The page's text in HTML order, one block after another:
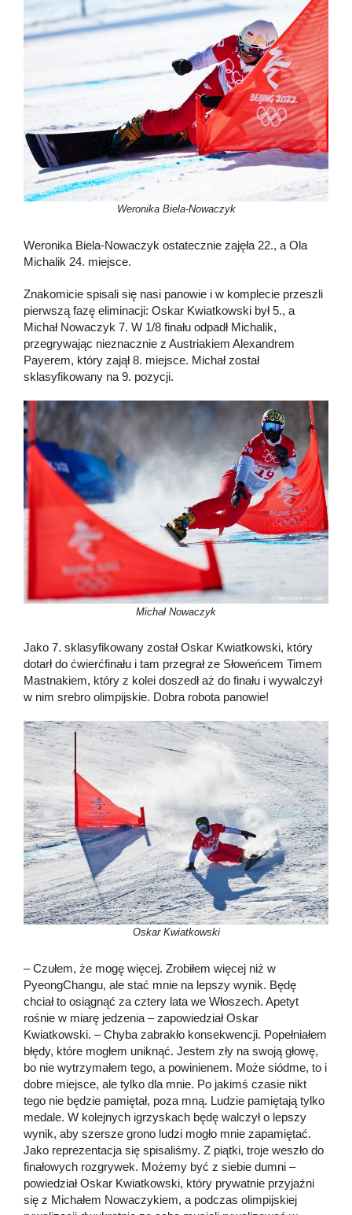
Weronika Biela-Nowaczyk
Weronika Biela-Nowaczyk ostatecznie zajęła 22., a Ola
Michalik 24. miejsce.
Znakomicie spisali się nasi panowie i w komplecie przeszli
pierwszą fazę eliminacji: Oskar Kwiatkowski był 5., a
Michał Nowaczyk 7. W 1/8 finału odpadł Michalik,
przegrywając nieznacznie z Austriakiem Alexandrem
Payerem, który zajął 8. miejsce. Michał został
sklasyfikowany na 9. pozycji.
Michał Nowaczyk
Jako 7. sklasyfikowany został Oskar Kwiatkowski, który
dotarł do ćwierćfinału i tam przegrał ze Słoweńcem Timem
Mastnakiem, który z kolei doszedł aż do finału i wywalczył
w nim srebro olimpijskie. Dobra robota panowie!
Oskar Kwiatkowski
– Czułem, że mogę więcej. Zrobiłem więcej niż w
PyeongChangu, ale stać mnie na lepszy wynik. Będę
chciał to osiągnąć za cztery lata we Włoszech. Apetyt
rośnie w miarę jedzenia – zapowiedział Oskar
Kwiatkowski. – Chyba zabrakło konsekwencji. Popełniałem
błędy, które mogłem uniknąć. Jestem zły na swoją głowę,
bo nie wytrzymałem tego, a powinienem. Może siódme, to i
dobre miejsce, ale tylko dla mnie. Po jakimś czasie nikt
tego nie będzie pamiętał, poza mną. Ludzie pamiętają tylko
medale. W kolejnych igrzyskach będę walczył o lepszy
wynik, aby szersze grono ludzi mogło mnie zapamiętać.
Jako reprezentacja się spisaliśmy. Z piątki, troje weszło do
finałowych rozgrywek. Możemy być z siebie dumni –
powiedział Oskar Kwiatkowski, który prywatnie przyjaźni
się z Michałem Nowaczykiem, a podczas olimpijskiej